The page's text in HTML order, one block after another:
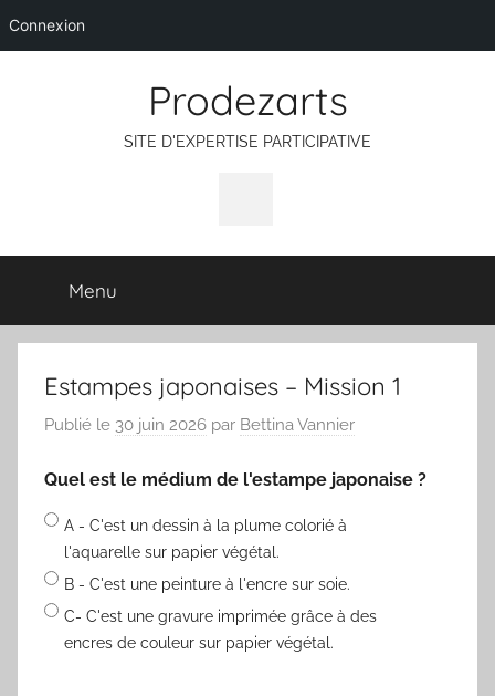
Connexion
Prodezarts
SITE D'EXPERTISE PARTICIPATIVE
Menu
Estampes japonaises – Mission 1
Publié le 30 juin 2026 par Bettina Vannier
Quel est le médium de l'estampe japonaise ?
A - C'est un dessin à la plume colorié à
l'aquarelle sur papier végétal.
B - C'est une peinture à l'encre sur soie.
C- C'est une gravure imprimée grâce à des
encres de couleur sur papier végétal.